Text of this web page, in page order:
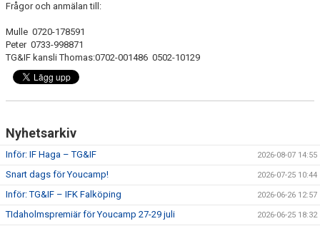
Frågor och anmälan till:
Mulle 0720-178591
Peter 0733-998871
TG&IF kansli Thomas:0702-001486 0502-10129
Nyhetsarkiv
Inför: IF Haga – TG&IF 2026-08-07 14:55
Snart dags för Youcamp! 2026-07-25 10:44
Inför: TG&IF – IFK Falköping 2026-06-26 12:57
TIdaholmspremiär för Youcamp 27-29 juli 2026-06-25 18:32